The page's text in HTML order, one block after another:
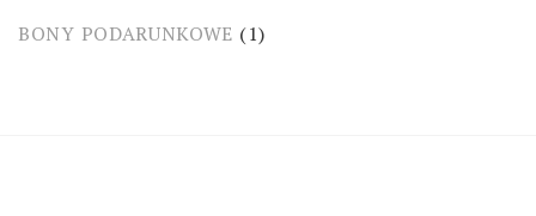
BONY PODARUNKOWE (1)